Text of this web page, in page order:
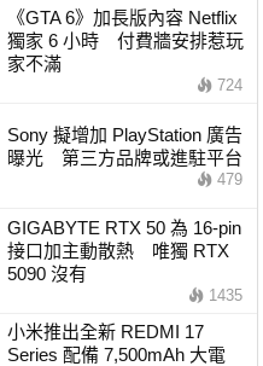
《GTA 6》加長版內容 Netflix
獨家 6 小時 付費牆安排惹玩
家不滿
724
Sony 擬增加 PlayStation 廣告
曝光 第三方品牌或進駐平台
479
GIGABYTE RTX 50 為 16-pin
接口加主動散熱 唯獨 RTX
5090 沒有
1435
小米推出全新 REDMI 17
Series 配備 7,500mAh 大電